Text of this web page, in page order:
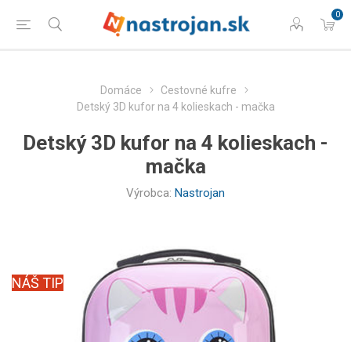
0
Domáce
Cestovné kufre
Detský 3D kufor na 4 kolieskach - mačka
Detský 3D kufor na 4 kolieskach -
mačka
Výrobca: Nastrojan
NÁŠ TIP